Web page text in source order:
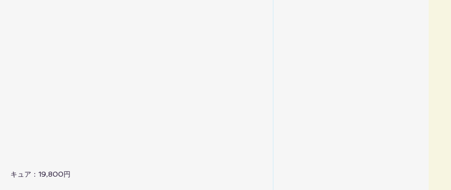
キュア：19,800円